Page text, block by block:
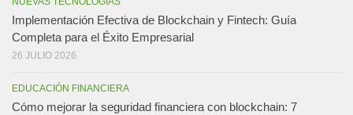
Implementación Efectiva de Blockchain y Fintech: Guía
Completa para el Éxito Empresarial
26 JULIO 2026
EDUCACIÓN FINANCIERA
Cómo mejorar la seguridad financiera con blockchain: 7